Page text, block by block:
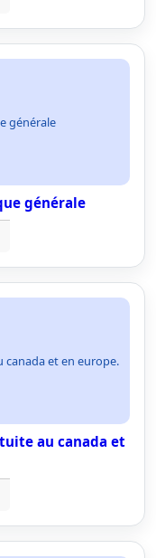
générale
générale
et en europe.
au canada et